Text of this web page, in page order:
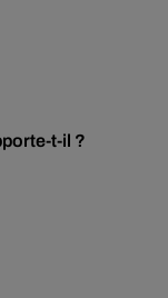
t-il ?